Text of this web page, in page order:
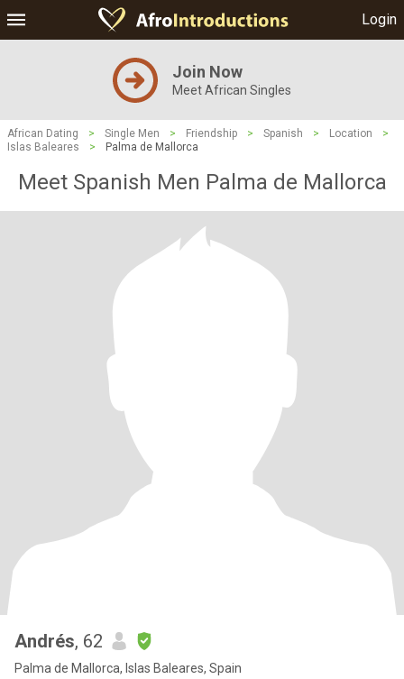
Login
Join Now
Meet African Singles
African Dating > Single Men > Friendship > Spanish > Location
>
Islas Baleares
> Palma de Mallorca
Meet Spanish Men Palma de Mallorca
Andrés, 62
Palma de Mallorca, Islas Baleares, Spain